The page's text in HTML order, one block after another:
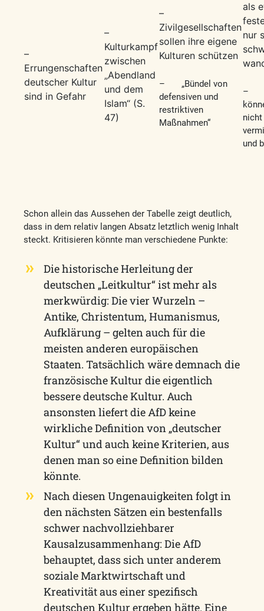
–
Errungenschaften
deutscher Kultur
sind in Gefahr
–
Kulturkampf
zwischen
„Abendland
und dem
Islam“ (S.
47)
–
Zivilgesellschaften
sollen ihre eigene
Kulturen schützen
– „Bündel von
defensiven und
restriktiven
Maßnahmen“
als
nur
–
nicht
und
Schon allein das Aussehen der Tabelle zeigt deutlich,
dass in dem relativ langen Absatz letztlich wenig Inhalt
steckt. Kritisieren könnte man verschiedene Punkte:
Die historische Herleitung der
deutschen „Leitkultur“ ist mehr als
merkwürdig: Die vier Wurzeln –
Antike, Christentum, Humanismus,
Aufklärung – gelten auch für die
meisten anderen europäischen
Staaten. Tatsächlich wäre demnach die
französische Kultur die eigentlich
bessere deutsche Kultur. Auch
ansonsten liefert die AfD keine
wirkliche Definition von „deutscher
Kultur“ und auch keine Kriterien, aus
denen man so eine Definition bilden
könnte.
Nach diesen Ungenauigkeiten folgt in
den nächsten Sätzen ein bestenfalls
schwer nachvollziehbarer
Kausalzusammenhang: Die AfD
behauptet, dass sich unter anderem
soziale Marktwirtschaft und
Kreativität aus einer spezifisch
deutschen Kultur ergeben hätte. Eine